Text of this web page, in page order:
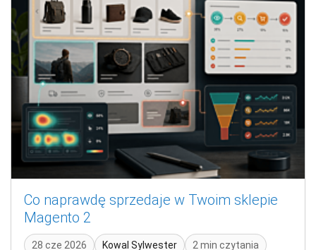
Co naprawdę sprzedaje w Twoim sklepie
Magento 2
28 cze 2026 Kowal Sylwester 2 min czytania